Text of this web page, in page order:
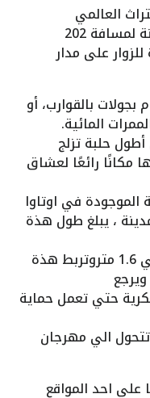
العالمي
لليونسكو، وتمتد على طول المدينة لمسافة 202
على مدار
بجولات بالقوارب، أو
المائية.
حلبة تزلج
مكانًا رائعًا لعشاق
الموجودة في اوتاوا
، يبلغ طول هذة
200 كم كما يبلغ عمقها حوالي 1.6 متروتربط هذة
ويرجع
حتي تعمل حماية
الي مهرجان
احد المواقع